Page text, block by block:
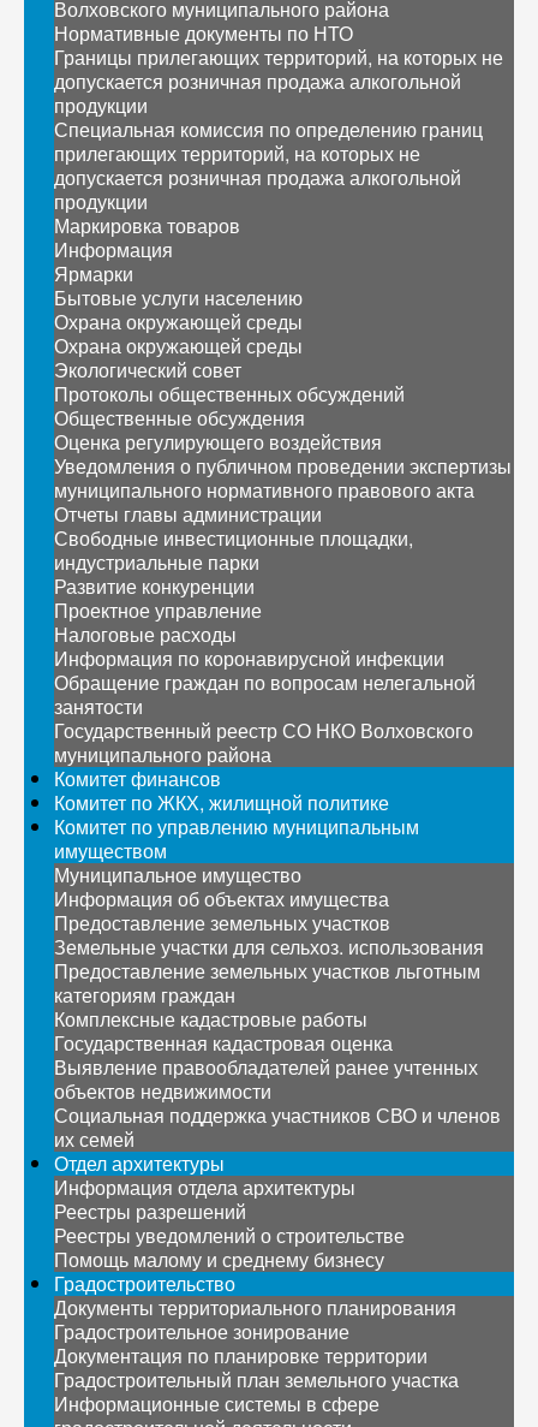
Волховского муниципального района
Нормативные документы по НТО
Границы прилегающих территорий, на которых не
допускается розничная продажа алкогольной
продукции
Специальная комиссия по определению границ
прилегающих территорий, на которых не
допускается розничная продажа алкогольной
продукции
Маркировка товаров
Информация
Ярмарки
Бытовые услуги населению
Охрана окружающей среды
Охрана окружающей среды
Экологический совет
Протоколы общественных обсуждений
Общественные обсуждения
Оценка регулирующего воздействия
Уведомления о публичном проведении экспертизы
муниципального нормативного правового акта
Отчеты главы администрации
Свободные инвестиционные площадки,
индустриальные парки
Развитие конкуренции
Проектное управление
Налоговые расходы
Информация по коронавирусной инфекции
Обращение граждан по вопросам нелегальной
занятости
Государственный реестр СО НКО Волховского
муниципального района
Комитет финансов
Комитет по ЖКХ, жилищной политике
Комитет по управлению муниципальным
имуществом
Муниципальное имущество
Информация об объектах имущества
Предоставление земельных участков
Земельные участки для сельхоз. использования
Предоставление земельных участков льготным
категориям граждан
Комплексные кадастровые работы
Государственная кадастровая оценка
Выявление правообладателей ранее учтенных
объектов недвижимости
Социальная поддержка участников СВО и членов
их семей
Отдел архитектуры
Информация отдела архитектуры
Реестры разрешений
Реестры уведомлений о строительстве
Помощь малому и среднему бизнесу
Градостроительство
Документы территориального планирования
Градостроительное зонирование
Документация по планировке территории
Градостроительный план земельного участка
Информационные системы в сфере